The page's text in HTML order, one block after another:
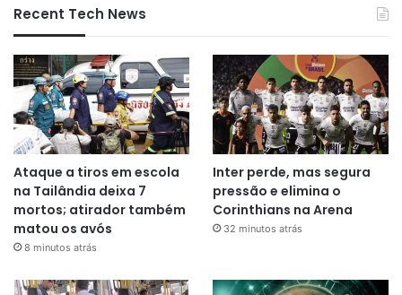
Recent Tech News
Ataque a tiros em escola
na Tailândia deixa 7
mortos; atirador também
matou os avós
8 minutos atrás
Inter perde, mas segura
pressão e elimina o
Corinthians na Arena
32 minutos atrás